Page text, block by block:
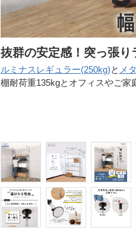
抜群の安定感！突っ張り
ルミナスレギュラー(250kg)と メ
棚耐荷重135kgとオフィスやご家